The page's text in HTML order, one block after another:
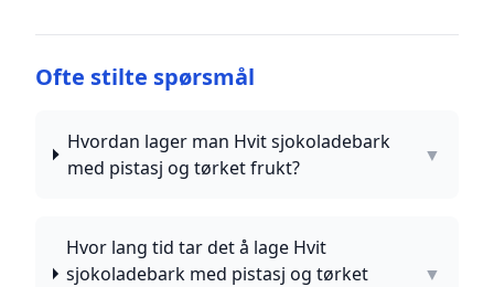
Ofte stilte spørsmål
Hvordan lager man Hvit sjokoladebark
med pistasj og tørket frukt?
▼
Hvor lang tid tar det å lage Hvit
sjokoladebark med pistasj og tørket
▼